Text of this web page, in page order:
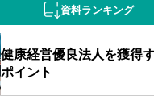
資料ランキング
健康経営優良法人を獲得
ポイント